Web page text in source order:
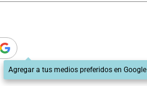
Agregar a tus medios preferidos en Google